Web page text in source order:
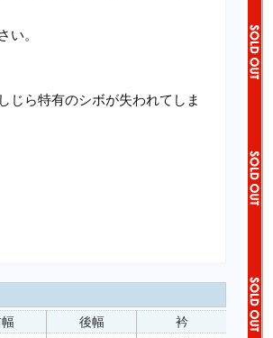
い。
じら特有のシボが失われてしま
後幅
衿